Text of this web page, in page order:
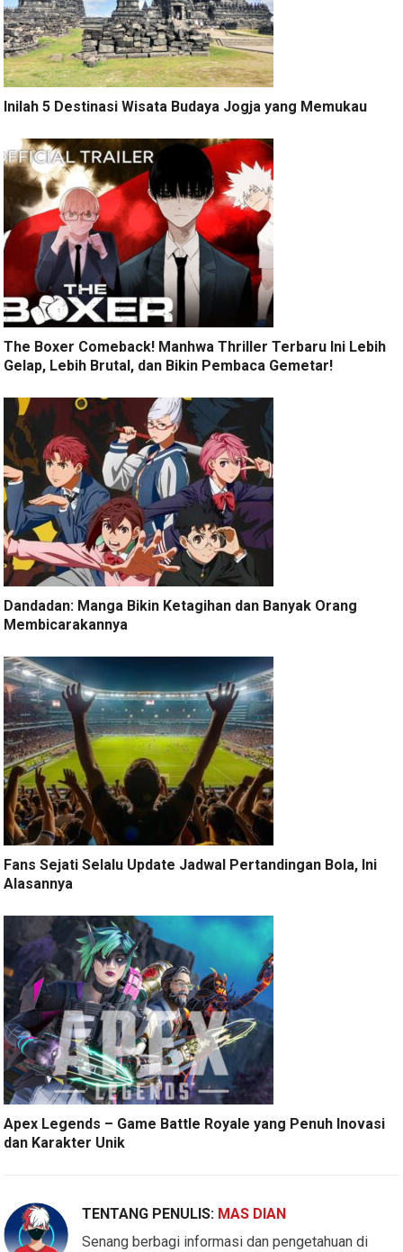
Inilah 5 Destinasi Wisata Budaya Jogja yang Memukau
The Boxer Comeback! Manhwa Thriller Terbaru Ini Lebih
Gelap, Lebih Brutal, dan Bikin Pembaca Gemetar!
Dandadan: Manga Bikin Ketagihan dan Banyak Orang
Membicarakannya
Fans Sejati Selalu Update Jadwal Pertandingan Bola, Ini
Alasannya
Apex Legends – Game Battle Royale yang Penuh Inovasi
dan Karakter Unik
TENTANG PENULIS: MAS DIAN
Senang berbagi informasi dan pengetahuan di